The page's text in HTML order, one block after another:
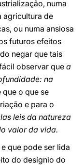
numa
agricultura de
ou numa ansiosa
futuros efeitos
negar que tais
observar que a
na
que o que se
e para o
leis da natureza
valor da vida.
que pode ser lida
do desígnio do